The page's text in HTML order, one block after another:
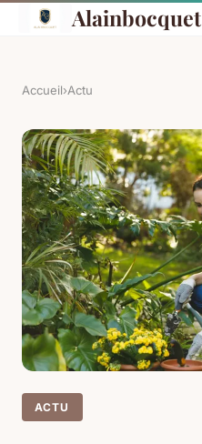
Alainbocquet
Accueil›Actu
ACTU